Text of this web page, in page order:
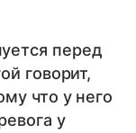
перед
говорит,
что у него
у